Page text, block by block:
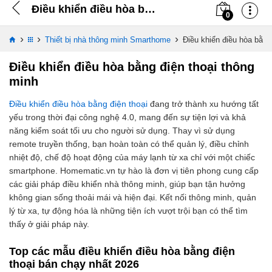
Điều khiển điều hòa bằng điện thoại 0
› › Thiết bị nhà thông minh Smarthome › Điều khiển điều hòa
Điều khiển điều hòa bằng điện thoại thông
minh
Điều khiển điều hòa bằng điện thoại đang trở thành xu hướng tất
yếu trong thời đại công nghệ 4.0, mang đến sự tiện lợi và khả
năng kiểm soát tối ưu cho người sử dụng. Thay vì sử dụng
remote truyền thống, bạn hoàn toàn có thể quản lý, điều chỉnh
nhiệt độ, chế độ hoạt động của máy lạnh từ xa chỉ với một chiếc
smartphone. Homematic.vn tự hào là đơn vị tiên phong cung cấp
các giải pháp điều khiển nhà thông minh, giúp bạn tận hưởng
không gian sống thoải mái và hiện đại. Kết nối thông minh, quản
lý từ xa, tự động hóa là những tiện ích vượt trội bạn có thể tìm
thấy ở giải pháp này.
Top các mẫu điều khiển điều hòa bằng điện
thoại bán chạy nhất 2026